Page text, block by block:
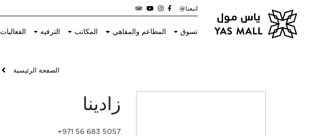
اتبعنا@
تسوق المطاعم والمقاهي المكاتب الترفيه الفعاليات
الصفحة الرئيسية
زادينا
+971 56 683 5057